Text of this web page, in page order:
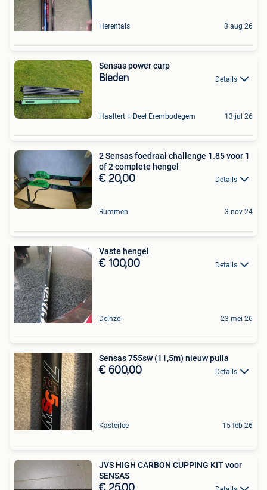
Herentals 3 aug 26
Sensas power carp
Bieden Details
Haaltert + Deel Erembodegem 13 jul 26
2 Sensas foedraal challenge 1.85 voor 1
of 2 complete hengel
€ 20,00 Details
Rummen 3 nov 24
Vaste hengel
€ 100,00 Details
Deinze 23 mei 26
Sensas 755sw (11,5m) nieuw pulla
€ 600,00 Details
Kasterlee 15 feb 26
JVS HIGH CARBON CUPPING KIT voor
SENSAS